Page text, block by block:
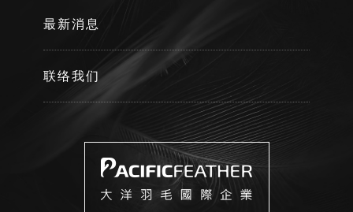
最新消息
联络我们